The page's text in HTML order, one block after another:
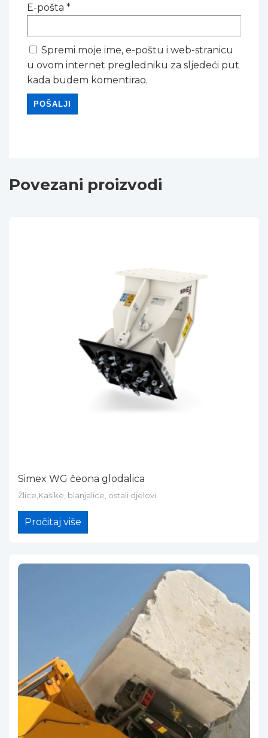
E-pošta *
Spremi moje ime, e-poštu i web-stranicu
u ovom internet pregledniku za sljedeći put
kada budem komentirao.
Povezani proizvodi
Simex WG čeona glodalica
Žlice,Kašike, blanjalice, ostali djelovi
Pročitaj više